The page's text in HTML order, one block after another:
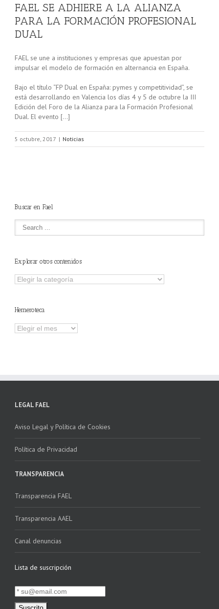
FAEL SE ADHIERE A LA ALIANZA
PARA LA FORMACIÓN PROFESIONAL
DUAL
FAEL se une a instituciones y empresas que apuestan por
impulsar el modelo de formación en alternancia en España.
Bajo el título “FP Dual en España: pymes y competitividad”, se
está desarrollando en Valencia los días 4 y 5 de octubre la III
Edición del Foro de la Alianza para la Formación Profesional
Dual. El evento […]
5 octubre, 2017 | Noticias
Buscar en Fael
Explorar otros contenidos
Explorar
Hemeroteca
Hemeroteca
LEGAL FAEL
Aviso Legal y Política de Cookies
Política de Privacidad
TRANSPARENCIA
Transparencia FAEL
Transparencia AAEL
Canal denuncias
Lista de suscripción